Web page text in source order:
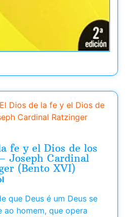
Dios de la fe y el Dios de
Cardinal Ratzinger
fe y el Dios de los
Joseph Cardinal
(Bento XVI)
que Deus é um Deus se
ao homem, que opera